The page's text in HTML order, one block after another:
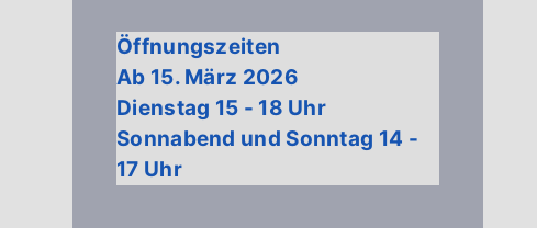
Öffnungszeiten
Ab 15. März 2026
Dienstag 15 - 18 Uhr
Sonnabend und Sonntag 14 -
17 Uhr